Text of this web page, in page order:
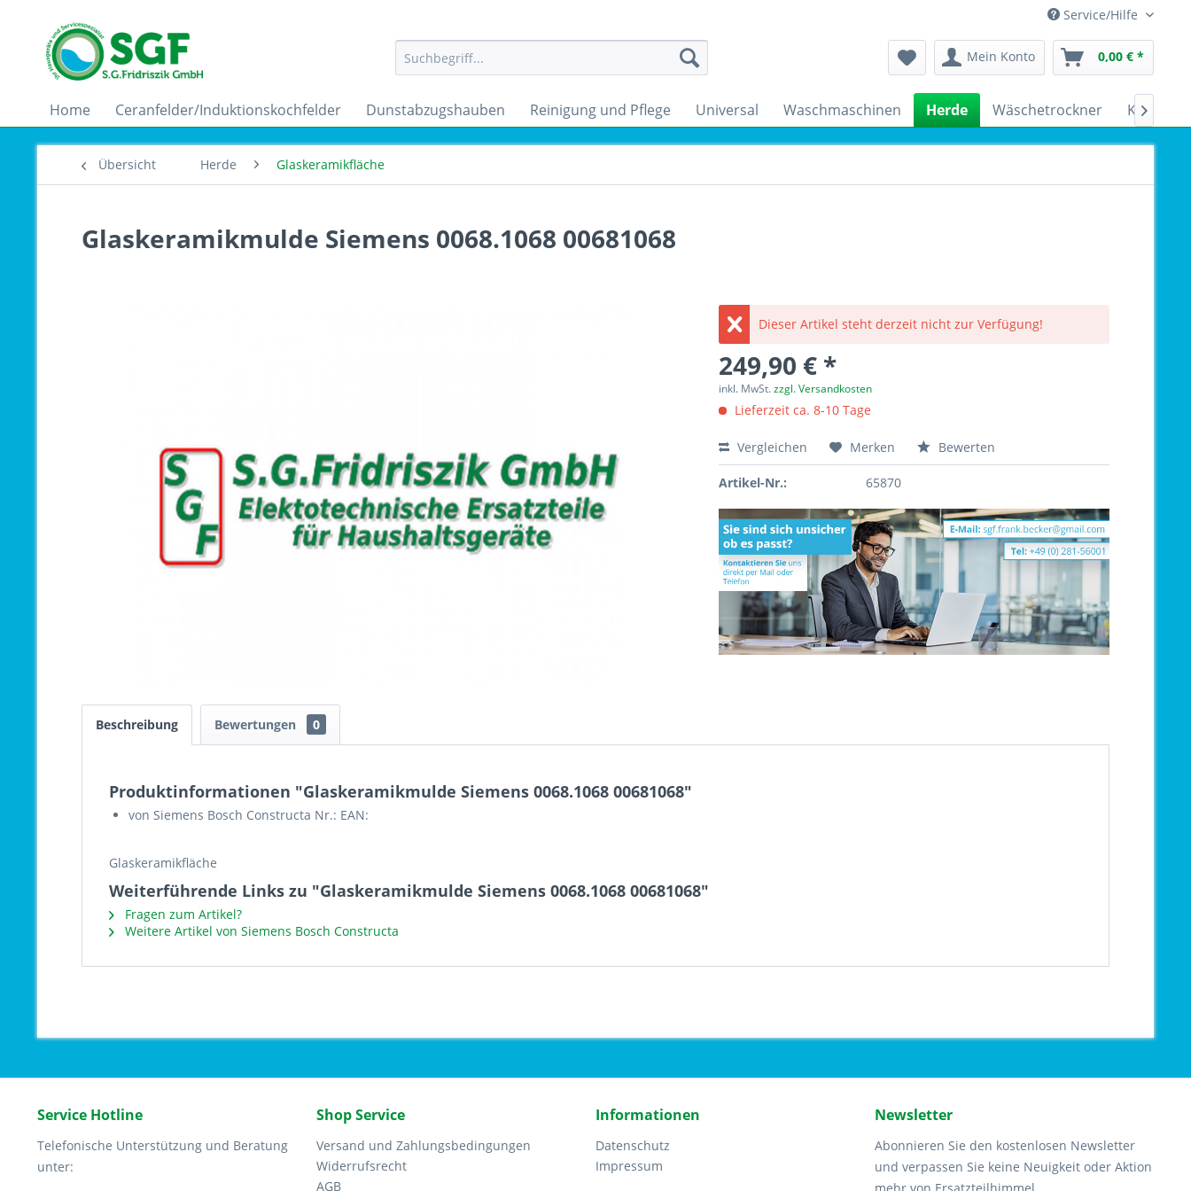
Service/Hilfe
Mein Konto 0,00 € *
Home Ceranfelder/Induktionskochfelder Dunstabzugshauben Reinigung und Pflege Universal Waschmaschinen Herde Wäschetrockner 
Übersicht Herde Glaskeramikfläche
Glaskeramikmulde Siemens 0068.1068 00681068
Dieser Artikel steht derzeit nicht zur Verfügung!
249,90 € *
inkl. MwSt.zzgl. Versandkosten
Lieferzeit ca. 8-10 Tage
Vergleichen Merken Bewerten
Artikel-Nr.: 65870
Beschreibung Bewertungen 0
Produktinformationen "Glaskeramikmulde Siemens 0068.1068 00681068"
von Siemens Bosch Constructa Nr.: EAN:
Glaskeramikfläche
Weiterführende Links zu "Glaskeramikmulde Siemens 0068.1068 00681068"
Fragen zum Artikel?
Weitere Artikel von Siemens Bosch Constructa
Service Hotline
Telefonische Unterstützung und Beratung
unter:
Shop Service
Versand und Zahlungsbedingungen
Widerrufsrecht
AGB
Informationen
Datenschutz
Impressum
Newsletter
Abonnieren Sie den kostenlosen Newsletter
und verpassen Sie keine Neuigkeit oder Aktion